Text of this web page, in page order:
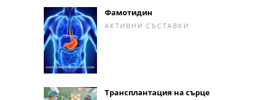
Фамотидин
АКТИВНИ СЪСТАВКИ
Трансплантация на сърце